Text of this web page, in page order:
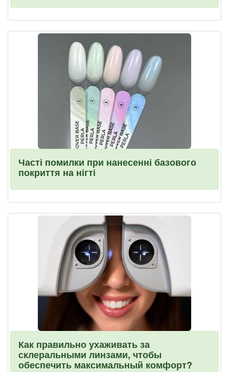
Часті помилки при нанесенні базового
покриття на нігті
Как правильно ухаживать за
склеральными линзами, чтобы
обеспечить максимальный комфорт?